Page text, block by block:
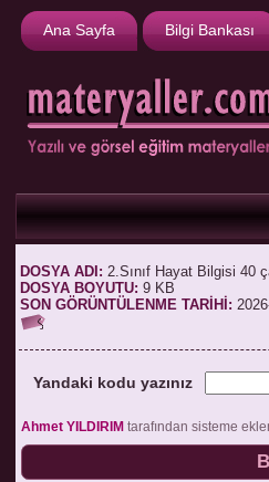
Ana Sayfa Bilgi Bankası
DOSYA ADI: 2.Sınıf Hayat Bilgisi 40
DOSYA BOYUTU: 9 KB
SON GÖRÜNTÜLENME TARİHİ:
Yandaki kodu yazınız
Ahmet YILDIRIM tarafından sisteme